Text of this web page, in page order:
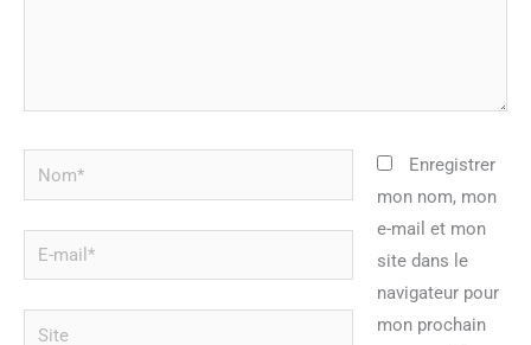
Nom*
mail*
Site
Enregistrer
mon nom, mon
e-mail et mon
site dans le
navigateur pour
mon prochain